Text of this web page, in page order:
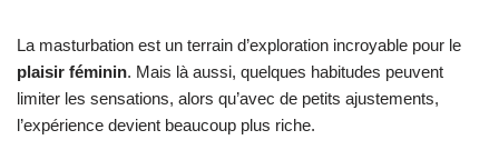
La masturbation est un terrain d’exploration incroyable pour le
plaisir féminin. Mais là aussi, quelques habitudes peuvent
limiter les sensations, alors qu’avec de petits ajustements,
l’expérience devient beaucoup plus riche.